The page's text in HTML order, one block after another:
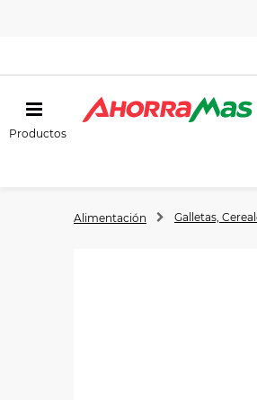
Productos
Alimentación Galletas,